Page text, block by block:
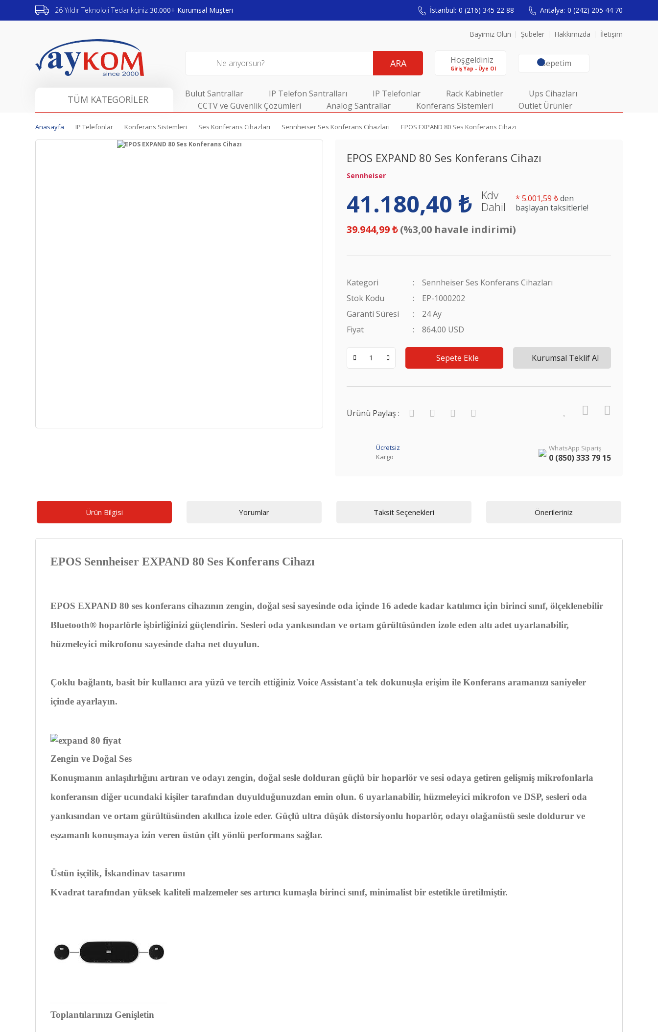
26 Yıldır Teknoloji Tedarikçiniz 30.000+ Kurumsal Müşteri İstanbul: 0 (216) 345 22 88 Antalya: 0 (242) 205 44 70
Bayimiz Olun Şubeler Hakkımızda İletişim
ARA Hoşgeldiniz
Giriş Yap - Üye Ol Sepetim
TÜM KATEGORİLER Bulut Santrallar IP Telefon Santralları IP Telefonlar Rack Kabinetler
Ups Cihazları
CCTV ve Güvenlik Çözümleri
Analog Santrallar Konferans Sistemleri Outlet Ürünler
Anasayfa IP Telefonlar Konferans Sistemleri Ses Konferans Cihazları Sennheiser Ses Konferans Cihazları EPOS EXPAND 80 Ses Konferans Cihazı
EPOS EXPAND 80 Ses Konferans Cihazı
Sennheiser
41.180,40 ₺
Kdv
Dahil
* 5.001,59 ₺den
başlayan taksitlerle!
39.944,99 ₺(%3,00 havale indirimi)
Kategori
Sennheiser Ses Konferans Cihazları
Stok Kodu
EP-1000202
Garanti Süresi
24 Ay
Fiyat
864,00 USD
Sepete Ekle Kurumsal Teklif Al
Ürünü Paylaş :
Ücretsiz
Kargo
WhatsApp Sipariş
0 (850) 333 79 15
Ürün Bilgisi Yorumlar Taksit Seçenekleri Önerileriniz
EPOS Sennheiser EXPAND 80 Ses Konferans Cihazı
EPOS EXPAND 80 ses konferans cihazının zengin, doğal sesi sayesinde oda içinde 16 adede kadar katılımcı için birinci sınıf, ölçeklenebilir
Bluetooth® hoparlörle işbirliğinizi güçlendirin. Sesleri oda yankısından ve ortam gürültüsünden izole eden altı adet uyarlanabilir,
hüzmeleyici mikrofonu sayesinde daha net duyulun.
Çoklu bağlantı, basit bir kullanıcı ara yüzü ve tercih ettiğiniz Voice Assistant'a tek dokunuşla erişim ile Konferans aramanızı saniyeler
içinde ayarlayın.
Zengin ve Doğal Ses
Konuşmanın anlaşılırlığını artıran ve odayı zengin, doğal sesle dolduran güçlü bir hoparlör ve sesi odaya getiren gelişmiş mikrofonlarla
konferansın diğer ucundaki kişiler tarafından duyulduğunuzdan emin olun. 6 uyarlanabilir, hüzmeleyici mikrofon ve DSP, sesleri oda
yankısından ve ortam gürültüsünden akıllıca izole eder. Güçlü ultra düşük distorsiyonlu hoparlör, odayı olağanüstü sesle doldurur ve
eşzamanlı konuşmaya izin veren üstün çift yönlü performans sağlar.
Üstün işçilik, İskandinav tasarımı
Kvadrat tarafından yüksek kaliteli malzemeler ses artırıcı kumaşla birinci sınıf, minimalist bir estetikle üretilmiştir.
Toplantılarınızı Genişletin